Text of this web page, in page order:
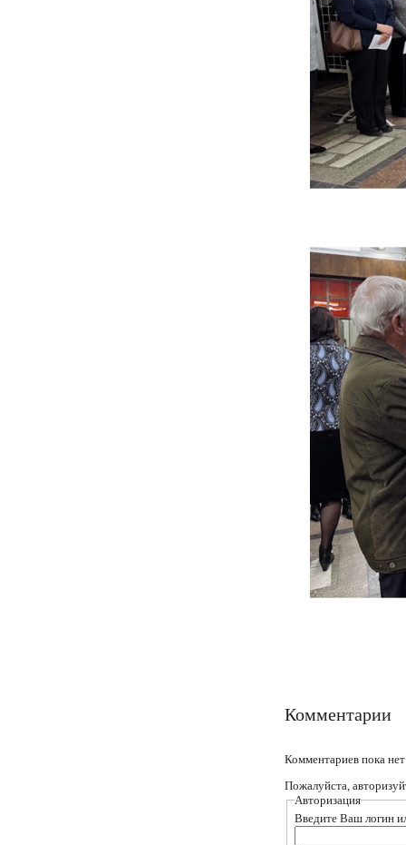
Комментарии
Комментариев пока нет
Пожалуйста,
Авторизация
Введите Ваш логин